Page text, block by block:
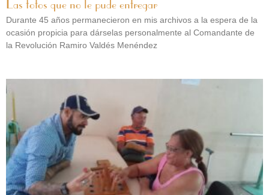
Las fotos que no le pude entregar
Durante 45 años permanecieron en mis archivos a la espera de la
ocasión propicia para dárselas personalmente al Comandante de
la Revolución Ramiro Valdés Menéndez